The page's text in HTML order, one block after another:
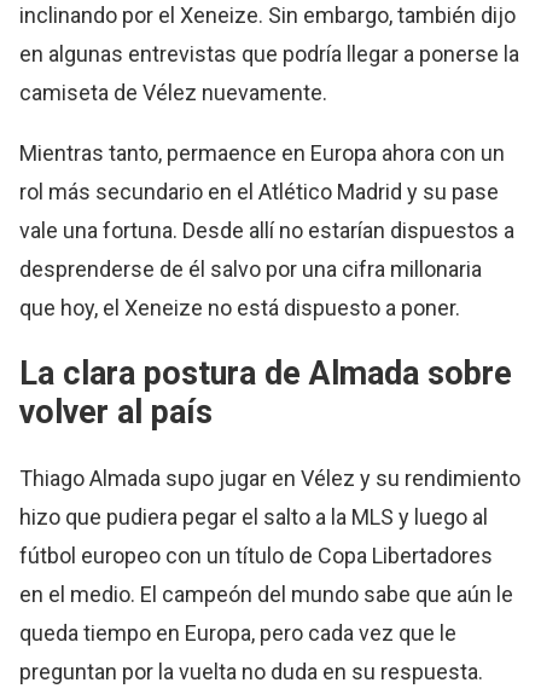
inclinando por el Xeneize. Sin embargo, también dijo
en algunas entrevistas que podría llegar a ponerse la
camiseta de Vélez nuevamente.
Mientras tanto, permaence en Europa ahora con un
rol más secundario en el Atlético Madrid y su pase
vale una fortuna. Desde allí no estarían dispuestos a
desprenderse de él salvo por una cifra millonaria
que hoy, el Xeneize no está dispuesto a poner.
La clara postura de Almada sobre
volver al país
Thiago Almada supo jugar en Vélez y su rendimiento
hizo que pudiera pegar el salto a la MLS y luego al
fútbol europeo con un título de Copa Libertadores
en el medio. El campeón del mundo sabe que aún le
queda tiempo en Europa, pero cada vez que le
preguntan por la vuelta no duda en su respuesta.